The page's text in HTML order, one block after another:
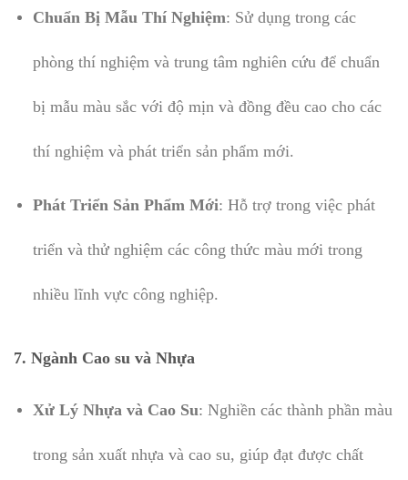
Chuẩn Bị Mẫu Thí Nghiệm: Sử dụng trong các
phòng thí nghiệm và trung tâm nghiên cứu để chuẩn
bị mẫu màu sắc với độ mịn và đồng đều cao cho các
thí nghiệm và phát triển sản phẩm mới.
Phát Triển Sản Phẩm Mới: Hỗ trợ trong việc phát
triển và thử nghiệm các công thức màu mới trong
nhiều lĩnh vực công nghiệp.
7. Ngành Cao su và Nhựa
Xử Lý Nhựa và Cao Su: Nghiền các thành phần màu
trong sản xuất nhựa và cao su, giúp đạt được chất